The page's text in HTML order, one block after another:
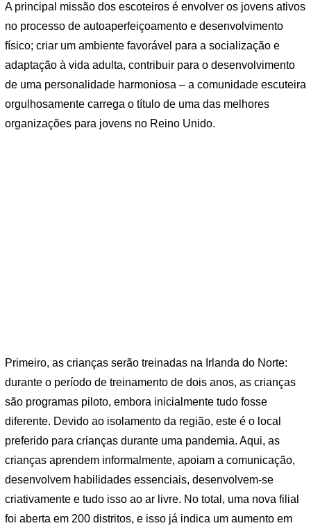
A principal missão dos escoteiros é envolver os jovens ativos
no processo de autoaperfeiçoamento e desenvolvimento
físico; criar um ambiente favorável para a socialização e
adaptação à vida adulta, contribuir para o desenvolvimento
de uma personalidade harmoniosa – a comunidade escuteira
orgulhosamente carrega o título de uma das melhores
organizações para jovens no Reino Unido.
Primeiro, as crianças serão treinadas na Irlanda do Norte:
durante o período de treinamento de dois anos, as crianças
são programas piloto, embora inicialmente tudo fosse
diferente. Devido ao isolamento da região, este é o local
preferido para crianças durante uma pandemia. Aqui, as
crianças aprendem informalmente, apoiam a comunicação,
desenvolvem habilidades essenciais, desenvolvem-se
criativamente e tudo isso ao ar livre. No total, uma nova filial
foi aberta em 200 distritos, e isso já indica um aumento em